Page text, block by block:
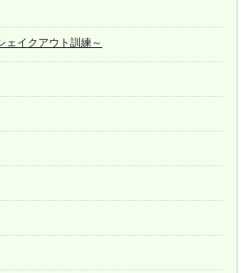
ェイクアウト訓練～